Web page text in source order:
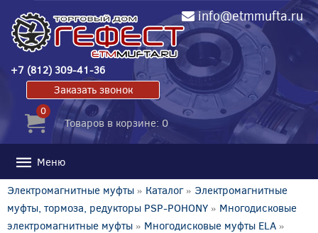
info@etmmufta.ru
+7 (812) 309-41-36
Заказать звонок
0
Товаров в корзине: 0
Меню
Электромагнитные муфты » Каталог» Электромагнитные
муфты, тормоза, редукторы PSP-POHONY » Многодисковые
электромагнитные муфты » Многодисковые муфты ELA »